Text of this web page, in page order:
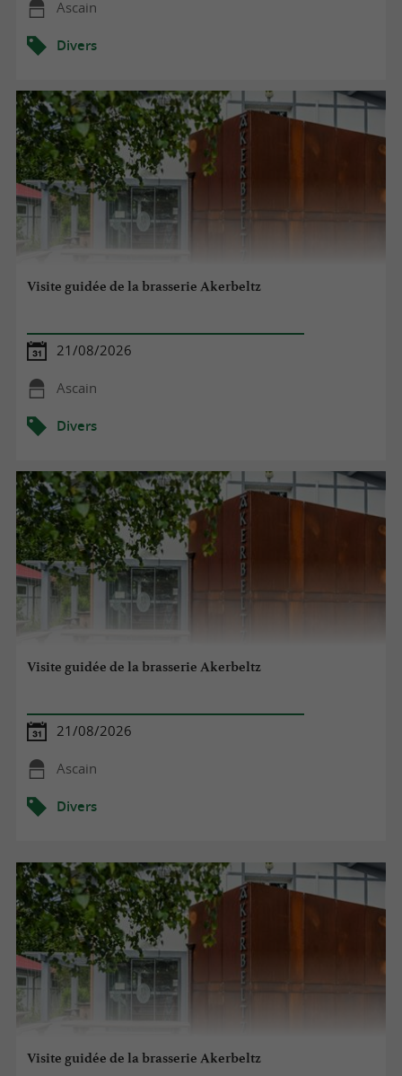
Ascain
Divers
Visite guidée de la brasserie Akerbeltz
21/08/2026
Ascain
Divers
Visite guidée de la brasserie Akerbeltz
21/08/2026
Ascain
Divers
Visite guidée de la brasserie Akerbeltz